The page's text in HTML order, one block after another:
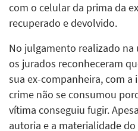
com o celular da prima da
recuperado e devolvido.
No julgamento realizado na
os jurados reconheceram
sua ex-companheira, com
crime não se consumou
vítima conseguiu fugir.
autoria e a materialidade